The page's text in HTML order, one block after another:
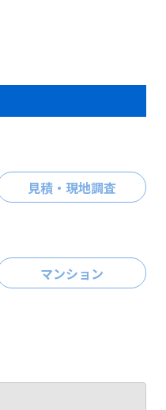
見積・現地調査
マンション